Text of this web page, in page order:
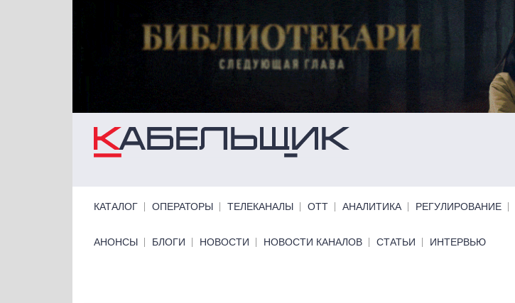
КАТАЛОГ ОПЕРАТОРЫ ТЕЛЕКАНАЛЫ ОТТ АНАЛИТИКА РЕГУЛИРОВАНИЕ
Primary links bottom
АНОНСЫ БЛОГИ НОВОСТИ НОВОСТИ КАНАЛОВ СТАТЬИ ИНТЕРВЬЮ